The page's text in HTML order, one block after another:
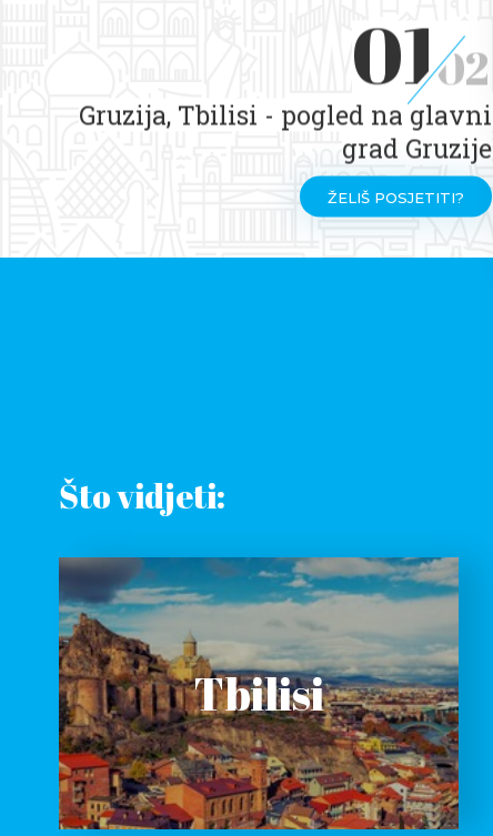
0102
Gruzija, Tbilisi - pogled na glavni
grad Gruzije
ŽELIŠ POSJETITI?
Što vidjeti:
Tbilisi